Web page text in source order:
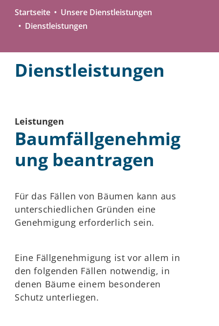
Startseite
Unsere Dienstleistungen
Dienstleistungen
Dienstleistungen
Leistungen
Baumfällgenehmig
ung beantragen
Für das Fällen von Bäumen kann aus
unterschiedlichen Gründen eine
Genehmigung erforderlich sein.
Eine Fällgenehmigung ist vor allem in
den folgenden Fällen notwendig, in
denen Bäume einem besonderen
Schutz unterliegen.